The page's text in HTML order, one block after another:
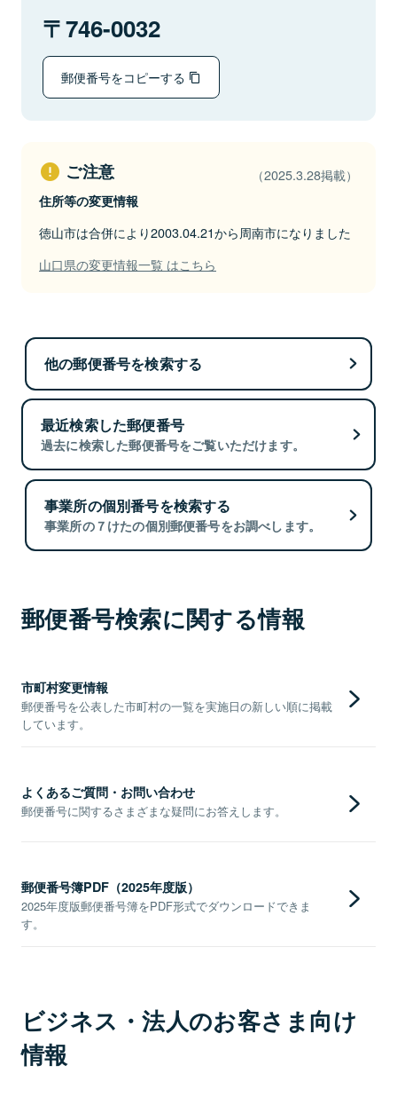
746-0032
郵便番号をコピーする
ご注意 （2025.3.28掲載）
住所等の変更情報
徳山市は合併により2003.04.21から周南市になりました
山口県の変更情報一覧 はこちら
他の郵便番号を検索する
最近検索した郵便番号
過去に検索した郵便番号をご覧いただけます。
事業所の個別番号を検索する
事業所の７けたの個別郵便番号をお調べします。
郵便番号検索に関する情報
市町村変更情報
郵便番号を公表した市町村の一覧を実施日の新しい順に掲載
しています。
よくあるご質問・お問い合わせ
郵便番号に関するさまざまな疑問にお答えします。
郵便番号簿PDF（2025年度版）
2025年度版郵便番号簿をPDF形式でダウンロードできま
す。
ビジネス・法人のお客さま向け
情報